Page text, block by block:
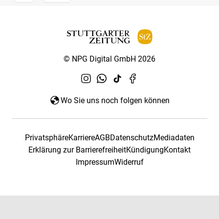
© NPG Digital GmbH 2026
Wo Sie uns noch folgen können
PrivatsphäreKarriereAGBDatenschutzMediadaten
Erklärung zur BarrierefreiheitKündigungKontakt
ImpressumWiderruf